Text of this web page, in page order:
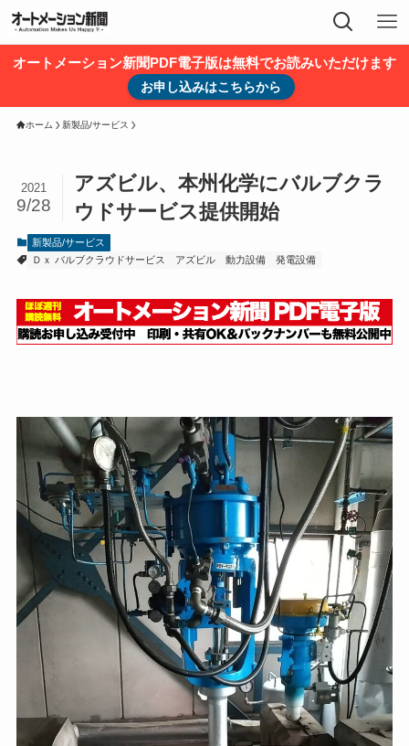
オートメーション新聞PDF電子版は無料でお読みいただけます
お申し込みはこちらから
ホーム 新製品/サービス
アズビル、本州化学にバルブクラ
ウドサービス提供開始
2021
9/28
新製品/サービス
Ｄｘ バルブクラウドサービス
アズビル 動力設備 発電設備